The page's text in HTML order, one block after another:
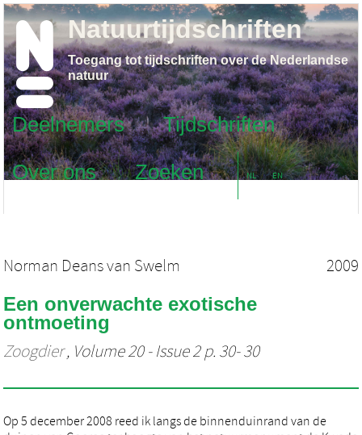
Deelnemers
Tijdschriften
Over ons
Zoeken NL EN
Natuurtijdschriften
Toegang tot tijdschriften over de Nederlandse
natuur
Norman Deans van Swelm 2009
Een onverwachte exotische
ontmoeting
Zoogdier, Volume 20 - Issue 2 p. 30- 30
Op 5 december 2008 reed ik langs de binnenduinrand van de